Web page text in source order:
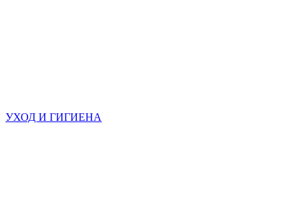
УХОД И ГИГИЕНА